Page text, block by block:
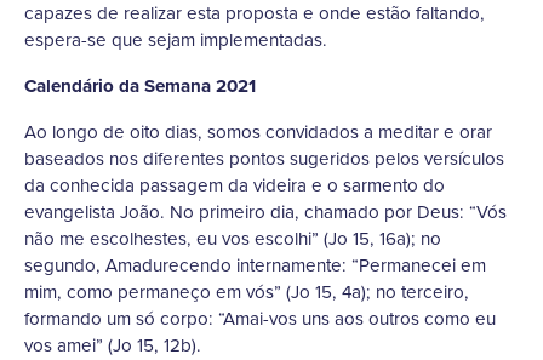
capazes de realizar esta proposta e onde estão faltando,
espera-se que sejam implementadas.
Calendário da Semana 2021
Ao longo de oito dias, somos convidados a meditar e orar
baseados nos diferentes pontos sugeridos pelos versículos
da conhecida passagem da videira e o sarmento do
evangelista João. No primeiro dia, chamado por Deus: “Vós
não me escolhestes, eu vos escolhi” (Jo 15, 16a); no
segundo, Amadurecendo internamente: “Permanecei em
mim, como permaneço em vós” (Jo 15, 4a); no terceiro,
formando um só corpo: “Amai-vos uns aos outros como eu
vos amei” (Jo 15, 12b).